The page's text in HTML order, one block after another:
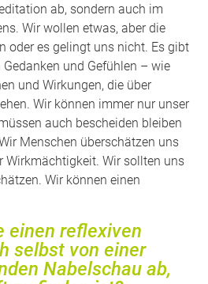
ab, sondern auch im
Wir wollen etwas, aber die
oder es gelingt uns nicht. Es gibt
und Gefühlen – wie
und Wirkungen, die über
Wir können immer nur unser
auch bescheiden bleiben
Menschen überschätzen uns
Wirkmächtigkeit. Wir sollten uns
Wir können einen
einen reflexiven
selbst von einer
Nabelschau ab,